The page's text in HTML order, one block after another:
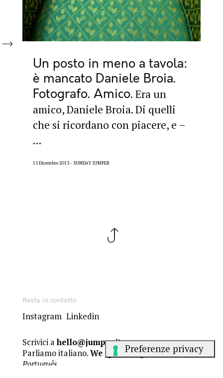
Un posto in meno a tavola:
è mancato Daniele Broia.
Fotografo. Amico Era un
amico, Daniele Broia. Di quelli
che si ricordano con piacere, e –
...
15 Dicembre 2013 SUNDAY JUMPER
Resta in contatto
Instagram Linkedin
Scrivici ahello@jumper.it
Parliamo italiano.We speak English.Falamos
Português.